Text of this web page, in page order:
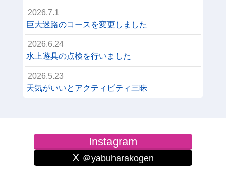
2026.7.1
巨大迷路のコースを変更しました
2026.6.24
水上遊具の点検を行いました
2026.5.23
天気がいいとアクティビティ三昧
Instagram
X ＠yabuharakogen